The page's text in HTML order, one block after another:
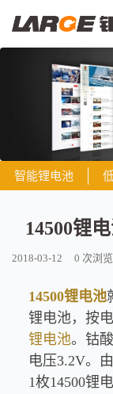
智能锂电池
14500锂
2018-03-12 0 次浏览
14500锂电池
锂电池，按
锂电池。钴
电压3.2V。
1枚14500锂